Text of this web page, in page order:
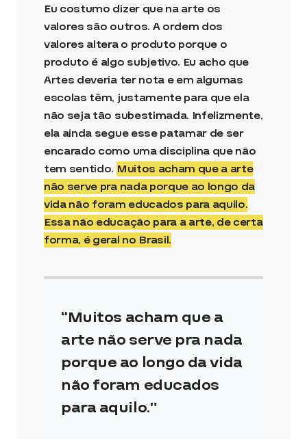
Eu costumo dizer que na arte os
valores são outros. A ordem dos
valores altera o produto porque o
produto é algo subjetivo. Eu acho que
Artes deveria ter nota e em algumas
escolas têm, justamente para que ela
não seja tão subestimada. Infelizmente,
ela ainda segue esse patamar de ser
encarado como uma disciplina que não
tem sentido. Muitos acham que a arte
não serve pra nada porque ao longo da
vida não foram educados para aquilo.
Essa não educação para a arte, de certa
forma, é geral no Brasil.
Muitos acham que a
arte não serve pra nada
porque ao longo da vida
não foram educados
para aquilo.